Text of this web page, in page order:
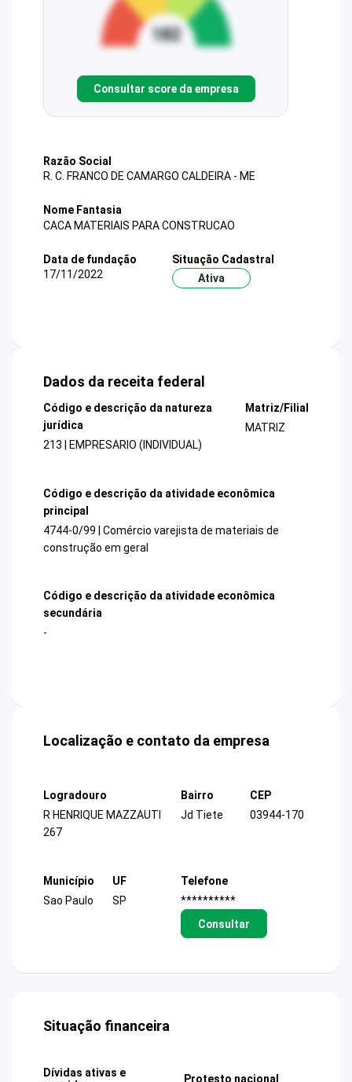
Consultar score da empresa
Razão Social
R. C. FRANCO DE CAMARGO CALDEIRA - ME
Nome Fantasia
CACA MATERIAIS PARA CONSTRUCAO
Data de fundação
17/11/2022
Situação Cadastral
Ativa
Dados da receita federal
Código e descrição da natureza
jurídica
213 | EMPRESARIO (INDIVIDUAL)
Matriz/Filial
MATRIZ
Código e descrição da atividade econômica
principal
4744-0/99 | Comércio varejista de materiais de
construção em geral
Código e descrição da atividade econômica
secundária
-
Localização e contato da empresa
Logradouro
R HENRIQUE MAZZAUTI
267
Bairro
Jd Tiete
CEP
03944-170
Município
Sao Paulo
UF
SP
Telefone
**********
Consultar
Situação financeira
Dívidas ativas e
Protesto nacional